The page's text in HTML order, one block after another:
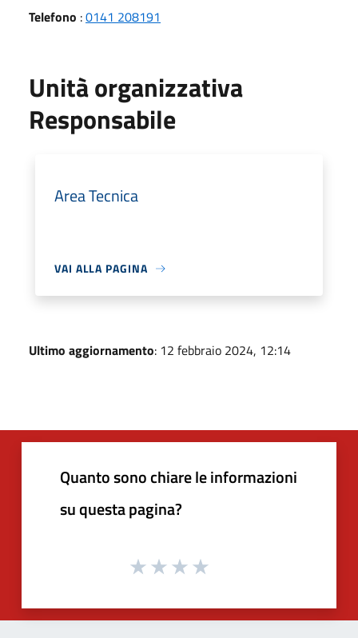
Telefono :0141 208191
Unità organizzativa
Responsabile
Area Tecnica
VAI ALLA PAGINA
Ultimo aggiornamento: 12 febbraio 2024, 12:14
Quanto sono chiare le informazioni
su questa pagina?